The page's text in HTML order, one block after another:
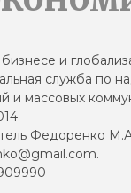
и
служба по
и массовых
Федоренко